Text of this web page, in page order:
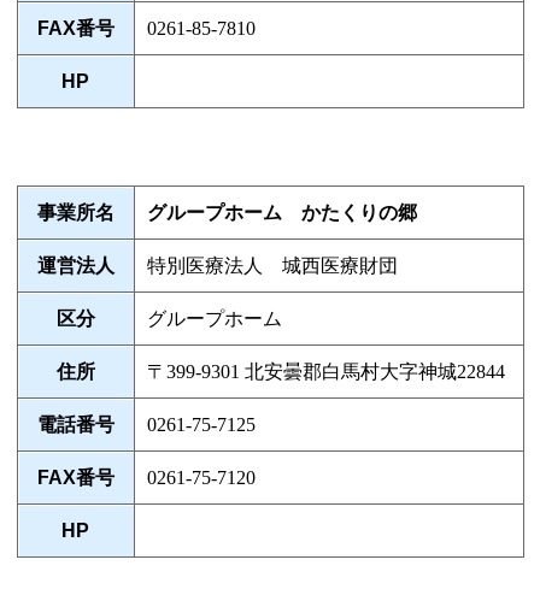
FAX番号 0261-85-7810
HP
事業所名 グループホーム かたくりの郷
運営法人 特別医療法人 城西医療財団
区分 グループホーム
住所 〒399-9301 北安曇郡白馬村大字神城22844
電話番号 0261-75-7125
FAX番号 0261-75-7120
HP